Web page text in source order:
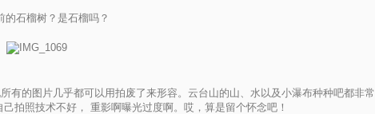
的石榴树？是石榴吗？
有的图片几乎都可以用拍废了来形容。云台山的山、水以及小瀑布种种吧都非常
拍照技术不好， 重影啊曝光过度啊。哎，算是留个怀念吧！